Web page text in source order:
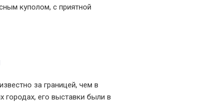
куполом, с приятной
за границей, чем в
городах, его выставки были в